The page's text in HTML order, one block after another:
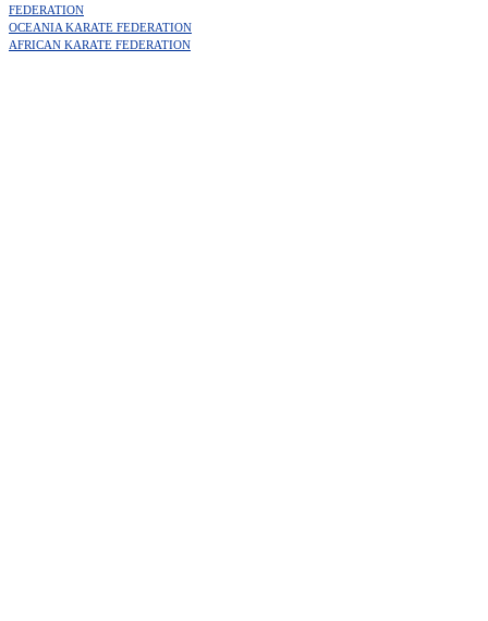
FEDERATION
OCEANIA KARATE FEDERATION
AFRICAN KARATE FEDERATION